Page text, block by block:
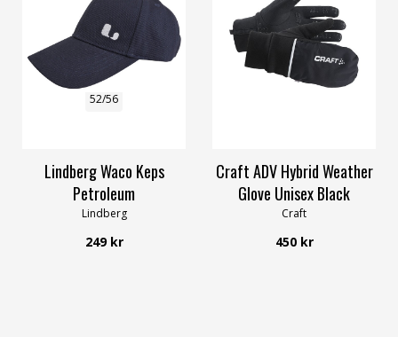
52/56
Lindberg Waco Keps
Petroleum
Lindberg
249 kr
Craft ADV Hybrid Weather
Glove Unisex Black
Craft
450 kr